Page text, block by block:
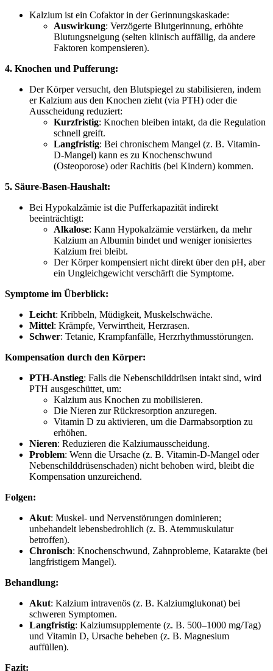
Kalzium ist ein Cofaktor in der Gerinnungskaskade:
Auswirkung: Verzögerte Blutgerinnung, erhöhte
Blutungsneigung (selten klinisch auffällig, da andere
Faktoren kompensieren).
4. Knochen und Pufferung:
Der Körper versucht, den Blutspiegel zu stabilisieren, indem
er Kalzium aus den Knochen zieht (via PTH) oder die
Ausscheidung reduziert:
Kurzfristig: Knochen bleiben intakt, da die Regulation
schnell greift.
Langfristig: Bei chronischem Mangel (z. B. Vitamin-
D-Mangel) kann es zu Knochenschwund
(Osteoporose) oder Rachitis (bei Kindern) kommen.
5. Säure-Basen-Haushalt:
Bei Hypokalzämie ist die Pufferkapazität indirekt
beeinträchtigt:
Alkalose: Kann Hypokalzämie verstärken, da mehr
Kalzium an Albumin bindet und weniger ionisiertes
Kalzium frei bleibt.
Der Körper kompensiert nicht direkt über den pH, aber
ein Ungleichgewicht verschärft die Symptome.
Symptome im Überblick:
Leicht: Kribbeln, Müdigkeit, Muskelschwäche.
Mittel: Krämpfe, Verwirrtheit, Herzrasen.
Schwer: Tetanie, Krampfanfälle, Herzrhythmusstörungen.
Kompensation durch den Körper:
PTH-Anstieg: Falls die Nebenschilddrüsen intakt sind, wird
PTH ausgeschüttet, um:
Kalzium aus Knochen zu mobilisieren.
Die Nieren zur Rückresorption anzuregen.
Vitamin D zu aktivieren, um die Darmabsorption zu
erhöhen.
Nieren: Reduzieren die Kalziumausscheidung.
Problem: Wenn die Ursache (z. B. Vitamin-D-Mangel oder
Nebenschilddrüsenschaden) nicht behoben wird, bleibt die
Kompensation unzureichend.
Folgen:
Akut: Muskel- und Nervenstörungen dominieren;
unbehandelt lebensbedrohlich (z. B. Atemmuskulatur
betroffen).
Chronisch: Knochenschwund, Zahnprobleme, Katarakte (bei
langfristigem Mangel).
Behandlung:
Akut: Kalzium intravenös (z. B. Kalziumglukonat) bei
schweren Symptomen.
Langfristig: Kalziumsupplemente (z. B. 500–1000 mg/Tag)
und Vitamin D, Ursache beheben (z. B. Magnesium
auffüllen).
Fazit: